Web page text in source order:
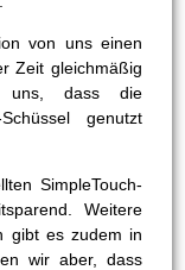
von uns einen
Zeit gleichmäßig
uns, dass die
genutzt
SimpleTouch-
Weitere
gibt es zudem in
wir aber, dass